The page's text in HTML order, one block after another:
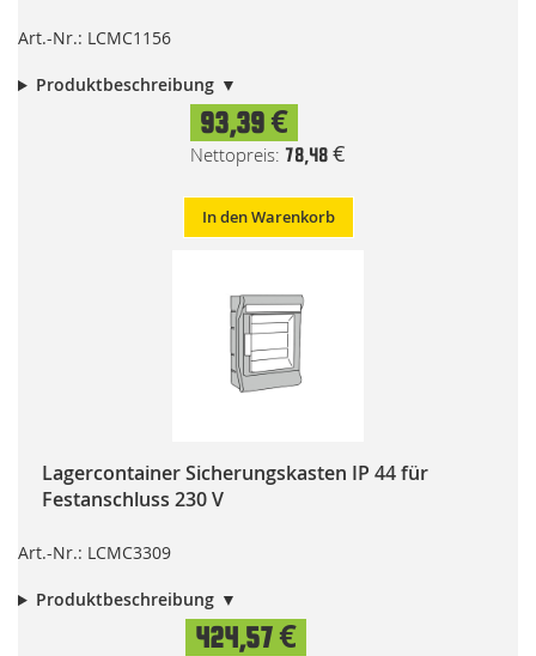
Art.-Nr.: LCMC1156
Produktbeschreibung
93,39 €
78,48 €
In den Warenkorb
Lagercontainer Sicherungskasten IP 44 für
Festanschluss 230 V
Art.-Nr.: LCMC3309
Produktbeschreibung
424,57 €